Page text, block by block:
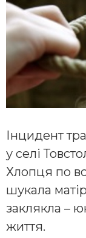
Інцидент
у селі
Хлопця по
шукала
заклякла –
життя.